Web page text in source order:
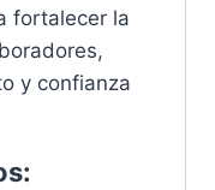
fortalecer la
y confianza